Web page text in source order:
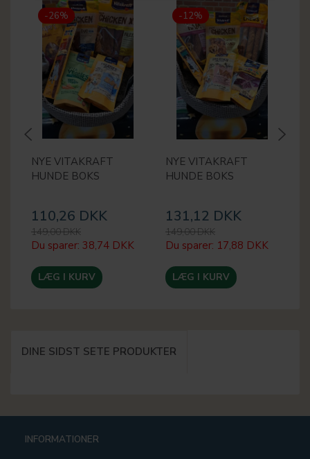
-26%
NYE VITAKRAFT
HUNDE BOKS
110,26 DKK
149,00 DKK
Du sparer: 38,74 DKK
LÆG I KURV
-12%
NYE VITAKRAFT
HUNDE BOKS
131,12 DKK
149,00 DKK
Du sparer: 17,88 DKK
LÆG I KURV
DINE SIDST SETE PRODUKTER
INFORMATIONER